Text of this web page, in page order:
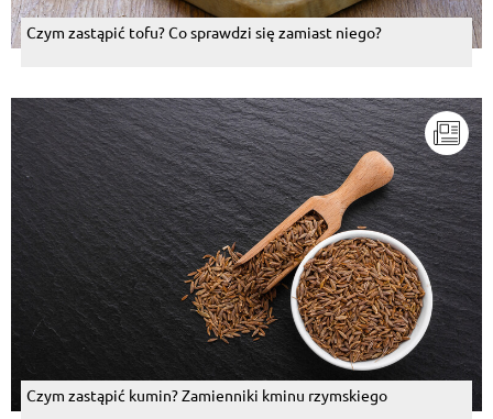
Czym zastąpić tofu? Co sprawdzi się zamiast niego?
Czym zastąpić kumin? Zamienniki kminu rzymskiego